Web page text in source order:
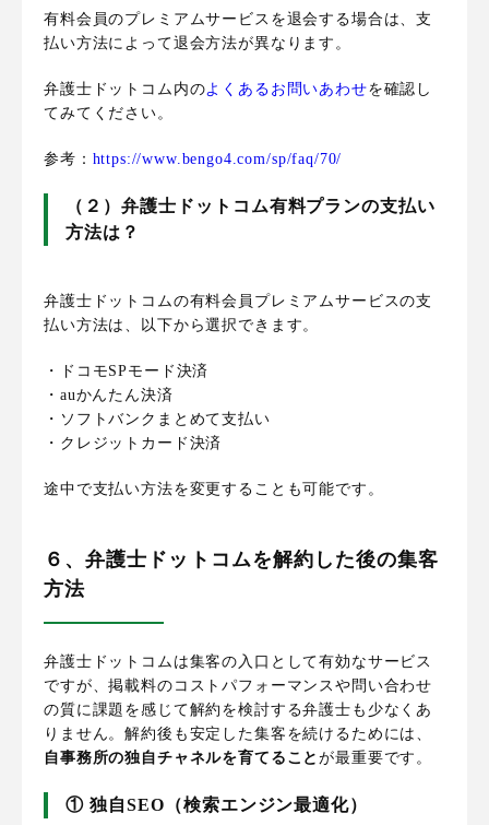
有料会員のプレミアムサービスを退会する場合は、支
払い方法によって退会方法が異なります。
弁護士ドットコム内のよくあるお問いあわせを確認し
てみてください。
参考： https://www.bengo4.com/sp/faq/70/
（２）弁護士ドットコム有料プランの支払い
方法は？
弁護士ドットコムの有料会員プレミアムサービスの支
払い方法は、以下から選択できます。
・ドコモSPモード決済
・auかんたん決済
・ソフトバンクまとめて支払い
・クレジットカード決済
途中で支払い方法を変更することも可能です。
６、弁護士ドットコムを解約した後の集客
方法
弁護士ドットコムは集客の入口として有効なサービス
ですが、掲載料のコストパフォーマンスや問い合わせ
の質に課題を感じて解約を検討する弁護士も少なくあ
りません。解約後も安定した集客を続けるためには、
自事務所の独自チャネルを育てることが最重要です。
① 独自SEO（検索エンジン最適化）